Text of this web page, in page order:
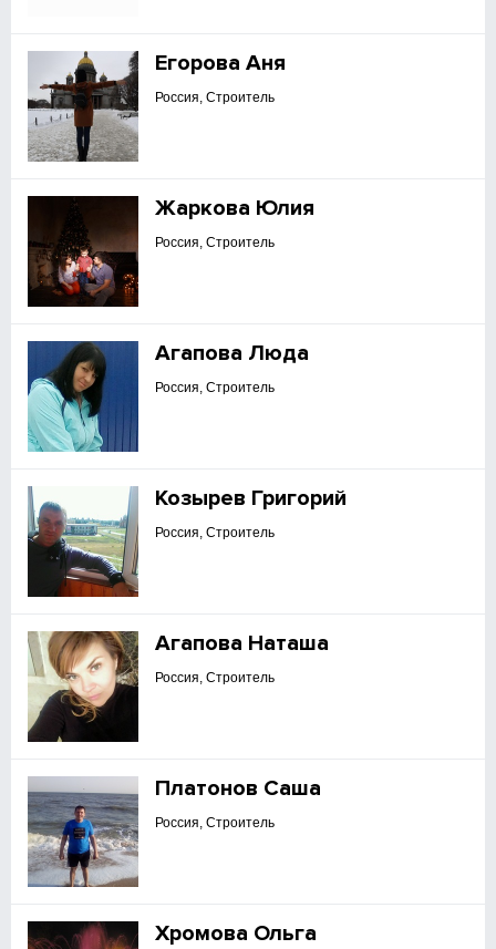
Егорова Аня
Россия, Строитель
Жаркова Юлия
Россия, Строитель
Агапова Люда
Россия, Строитель
Козырев Григорий
Россия, Строитель
Агапова Наташа
Россия, Строитель
Платонов Саша
Россия, Строитель
Хромова Ольга